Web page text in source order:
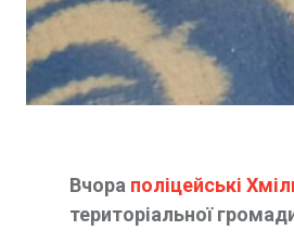
Вчора поліцейські
територіальної